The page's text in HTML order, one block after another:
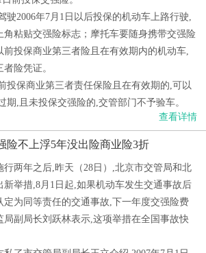
驶2006年7月1日以后投保的机动车上路行驶,
角粘贴交强险标志；摩托车要随身携带交强险
前投保商业第三者险且在有效期内的机动车,
险凭证。
投保商业第三者责任保险且在有效期的,可以
期,且未投保交强险的,交管部门不予验车。
查看详情
险不上浮5年没出险商业险3折
行两年之后,昨天（28日）,北京市交管局和北
新举措,8月1日起,如果机动车发生交通事故后
定为同等责任的交通事故,下一年度交强险费
局副局长刘跃林表示,这项举措在全国事故快